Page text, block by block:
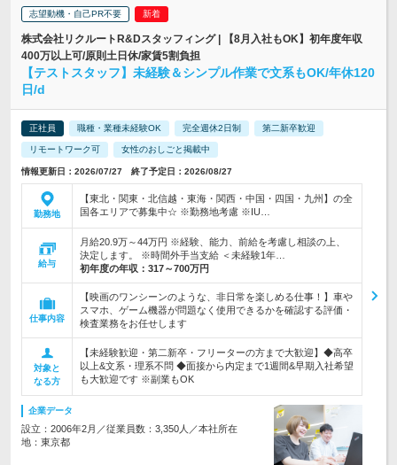
志望動機・自己PR不要
株式会社リクルートR&Dスタッフィング | 【8月入社もOK】初年度年収
400万以上可/原則土日休/家賃5割負担
【テストスタッフ】未経験＆シンプル作業で文系もOK/年休120
日/d
正社員 職種・業種未経験OK 完全週休2日制 第二新卒歓迎
リモートワーク可 女性のおしごと掲載中
情報更新日：2026/07/27 終了予定日：2026/08/27
勤務地
【東北・関東・北信越・東海・関西・中国・四国・九州】の全
国各エリアで募集中☆ ※勤務地考慮 ※IU…
給与
月給20.9万～44万円 ※経験、能力、前給を考慮し相談の上、
決定します。 ※時間外手当支給 ＜未経験1年…
初年度の年収： 317～700万円
仕事内容
【映画のワンシーンのような、非日常を楽しめる仕事！】車や
スマホ、ゲーム機器が問題なく使用できるかを確認する評価・
検査業務をお任せします
対象と
なる方
【未経験歓迎・第二新卒・フリーターの方まで大歓迎】◆高卒
以上&文系・理系不問 ◆面接から内定まで1週間&早期入社希望
も大歓迎です ※副業もOK
企業データ
設立：2006年2月／従業員数：3,350人／本社所在
地：東京都